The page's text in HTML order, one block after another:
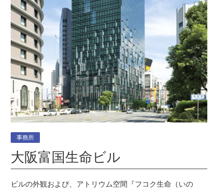
事務所
大阪富国生命ビル
ビルの外観および、アトリウム空間『フコク生命（いの